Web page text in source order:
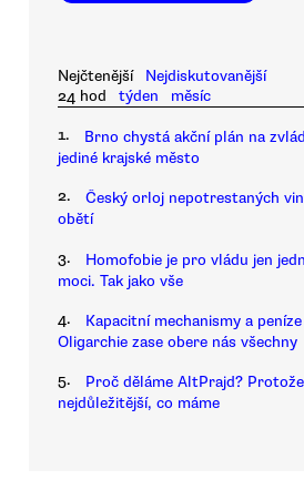
Nejčtenější
Nejdiskutovanější
24 hod
týden měsíc
1.
Brno chystá akční plán na
jediné krajské město
2.
Český orloj nepotrestaných
obětí
3.
Homofobie je pro vládu jen
moci. Tak jako vše
4.
Kapacitní mechanismy a
Oligarchie zase obere nás všechny
5.
Proč děláme AltPrajd?
nejdůležitější, co máme